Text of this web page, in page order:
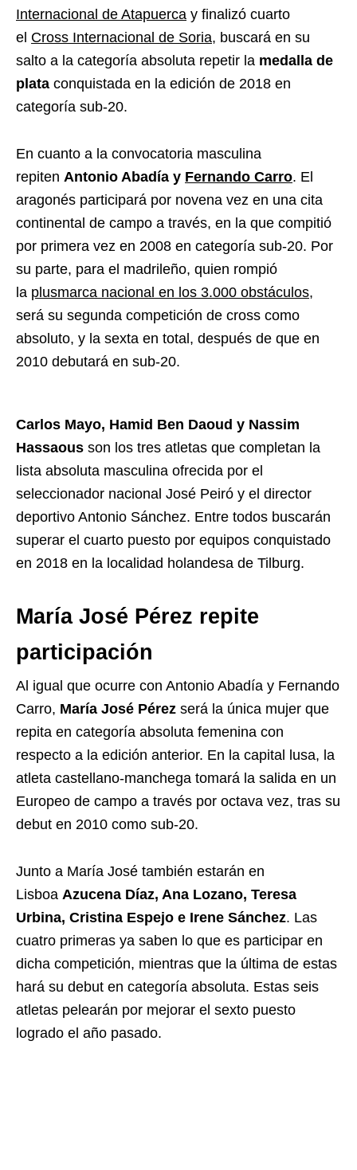
Internacional de Atapuerca y finalizó cuarto
el Cross Internacional de Soria, buscará en su
salto a la categoría absoluta repetir la medalla de
plata conquistada en la edición de 2018 en
categoría sub-20.
En cuanto a la convocatoria masculina
repiten Antonio Abadía y Fernando Carro. El
aragonés participará por novena vez en una cita
continental de campo a través, en la que compitió
por primera vez en 2008 en categoría sub-20. Por
su parte, para el madrileño, quien rompió
la plusmarca nacional en los 3.000 obstáculos,
será su segunda competición de cross como
absoluto, y la sexta en total, después de que en
2010 debutará en sub-20.
Carlos Mayo, Hamid Ben Daoud y Nassim
Hassaous son los tres atletas que completan la
lista absoluta masculina ofrecida por el
seleccionador nacional José Peiró y el director
deportivo Antonio Sánchez. Entre todos buscarán
superar el cuarto puesto por equipos conquistado
en 2018 en la localidad holandesa de Tilburg.
María José Pérez repite
participación
Al igual que ocurre con Antonio Abadía y Fernando
Carro, María José Pérez será la única mujer que
repita en categoría absoluta femenina con
respecto a la edición anterior. En la capital lusa, la
atleta castellano-manchega tomará la salida en un
Europeo de campo a través por octava vez, tras su
debut en 2010 como sub-20.
Junto a María José también estarán en
Lisboa Azucena Díaz, Ana Lozano, Teresa
Urbina, Cristina Espejo e Irene Sánchez. Las
cuatro primeras ya saben lo que es participar en
dicha competición, mientras que la última de estas
hará su debut en categoría absoluta. Estas seis
atletas pelearán por mejorar el sexto puesto
logrado el año pasado.